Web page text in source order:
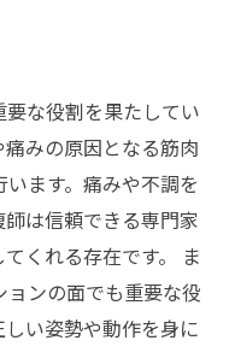
な役割を果たしてい
みの原因となる筋肉
ます。痛みや不調を
は信頼できる専門家
くれる存在です。 ま
ンの面でも重要な役
い姿勢や動作を身に